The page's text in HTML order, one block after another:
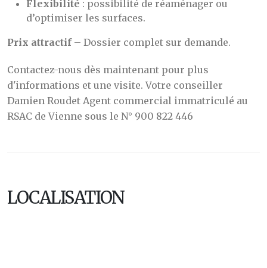
Flexibilité : possibilité de réaménager ou
d’optimiser les surfaces.
Prix attractif– Dossier complet sur demande.
Contactez-nous dès maintenant pour plus
d'informations et une visite. Votre conseiller
Damien Roudet Agent commercial immatriculé au
RSAC de Vienne sous le N° 900 822 446
LOCALISATION